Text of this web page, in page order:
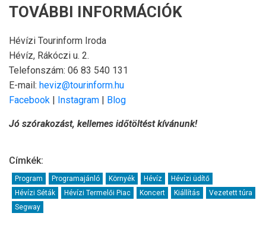
TOVÁBBI INFORMÁCIÓK
Hévízi Tourinform Iroda
Hévíz, Rákóczi u. 2.
Telefonszám: 06 83 540 131
E-mail: heviz@tourinform.hu
Facebook
Instagram Blog
Jó szórakozást, kellemes időtöltést kívánunk!
Címkék:
Program Programajánló Környék Hévíz
Hévízi üdítő
Hévízi Séták
Hévízi Termelői Piac Koncert Kiállítás
Vezetett túra
Segway